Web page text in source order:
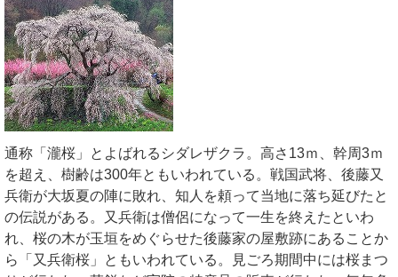
通称「瀧桜」とよばれるシダレザクラ。高さ13ｍ、幹周3ｍ
を超え、樹齢は300年ともいわれている。戦国武将、後藤又
兵衛が大坂夏の陣に敗れ、知人を頼って当地に落ち延びたと
の伝説がある。又兵衛は僧侶になって一生を終えたといわ
れ、桜の木が玉垣をめぐらせた後藤家の屋敷跡にあることか
ら「又兵衛桜」ともいわれている。見ごろ期間中には桜まつ